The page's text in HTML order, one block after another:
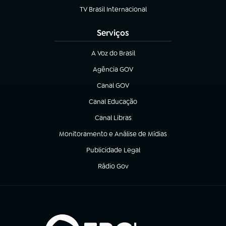
TV Brasil Internacional
(abre em nova aba)
Serviços
A Voz do Brasil
(abre em nova aba)
Agência GOV
(abre em nova aba)
Canal GOV
(abre em nova aba)
Canal Educação
(abre em nova aba)
Canal Libras
(abre em nova aba)
Monitoramento e Análise de Mídias
(abre em nova aba)
Publicidade Legal
(abre em nova aba)
Rádio Gov
(abre em nova aba)